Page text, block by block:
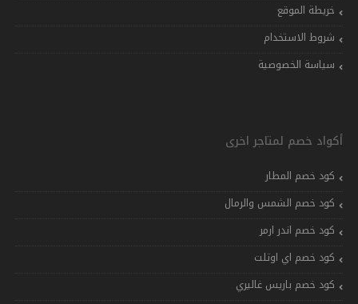
خريطة الموقع
شروط الاستخدام
سياسة الخصوصية
أكواد خصم لمتاجر اخرى
كود خصم المطار
كود خصم الشمس والرمال
كود خصم اندر ارمر
كود خصم اي اوتلت
كود خصم باريس غاليري